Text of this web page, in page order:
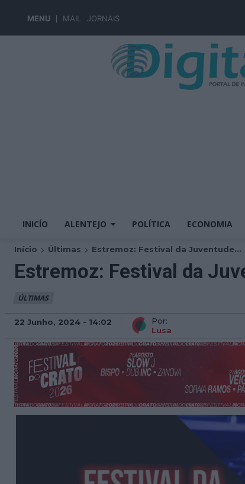
MENU MAIL JORNAIS
INICÍO ALENTEJO POLÍTICA ECONOMIA
Início Últimas Estremoz: Festival da Juventude...
Estremoz: Festival da
ÚLTIMAS
22 Junho, 2024 - 14:02
Por:
Lusa